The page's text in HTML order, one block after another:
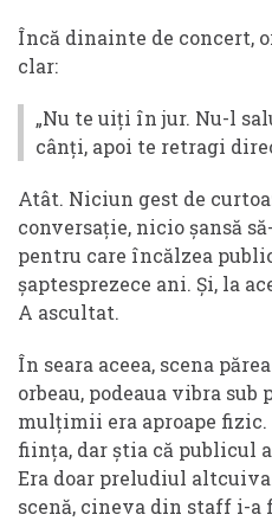
Încă dinainte de concert,
clar:
„Nu te uiți în jur. Nu-l
cânți, apoi te retragi
Atât. Niciun gest de
conversație, nicio șansă
pentru care încălzea
șaptesprezece ani. Și, la
A ascultat.
În seara aceea, scena
orbeau, podeaua vibra
mulțimii era aproape
ființa, dar știa că publicul
Era doar preludiul
scenă, cineva din staff i-a